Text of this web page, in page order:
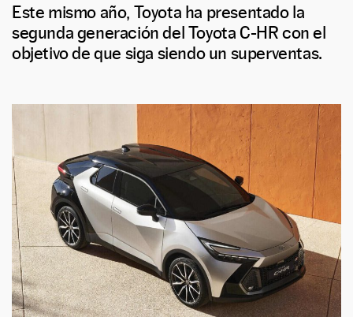
Este mismo año, Toyota ha presentado la
segunda generación del Toyota C-HR con el
objetivo de que siga siendo un superventas.